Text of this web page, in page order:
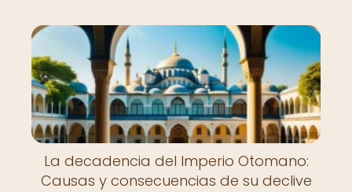
La decadencia del Imperio Otomano:
Causas y consecuencias de su declive